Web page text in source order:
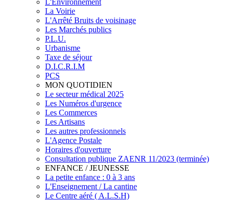
L'Environnement
La Voirie
L'Arrêté Bruits de voisinage
Les Marchés publics
P.L.U.
Urbanisme
Taxe de séjour
D.I.C.R.I.M
PCS
MON QUOTIDIEN
Le secteur médical 2025
Les Numéros d'urgence
Les Commerces
Les Artisans
Les autres professionnels
L'Agence Postale
Horaires d'ouverture
Consultation publique ZAENR 11/2023 (terminée)
ENFANCE / JEUNESSE
La petite enfance : 0 à 3 ans
L'Enseignement / La cantine
Le Centre aéré ( A.L.S.H)